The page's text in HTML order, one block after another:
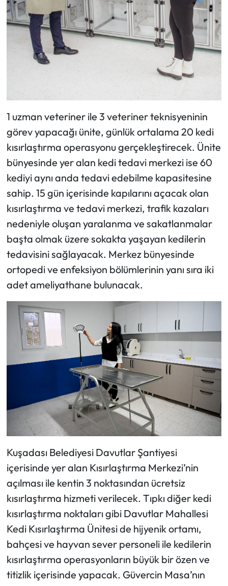
1 uzman veteriner ile 3 veteriner teknisyeninin
görev yapacağı ünite, günlük ortalama 20 kedi
kısırlaştırma operasyonu gerçekleştirecek. Ünite
bünyesinde yer alan kedi tedavi merkezi ise 60
kediyi aynı anda tedavi edebilme kapasitesine
sahip. 15 gün içerisinde kapılarını açacak olan
kısırlaştırma ve tedavi merkezi, trafik kazaları
nedeniyle oluşan yaralanma ve sakatlanmalar
başta olmak üzere sokakta yaşayan kedilerin
tedavisini sağlayacak. Merkez bünyesinde
ortopedi ve enfeksiyon bölümlerinin yanı sıra iki
adet ameliyathane bulunacak.
Kuşadası Belediyesi Davutlar Şantiyesi
içerisinde yer alan Kısırlaştırma Merkezi’nin
açılması ile kentin 3 noktasından ücretsiz
kısırlaştırma hizmeti verilecek. Tıpkı diğer kedi
kısırlaştırma noktaları gibi Davutlar Mahallesi
Kedi Kısırlaştırma Ünitesi de hijyenik ortamı,
bahçesi ve hayvan sever personeli ile kedilerin
kısırlaştırma operasyonların büyük bir özen ve
titizlik içerisinde yapacak. Güvercin Masa’nın